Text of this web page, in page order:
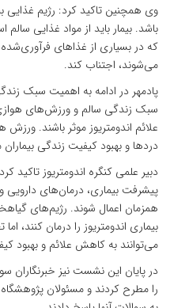
وی همچنین تاکید کرد: رژیم غذایی
باشد. بیمار باید از مواد غذایی
که در بسیاری از غذاهای
می‌شوند، اجتناب کند.
پادمهر در ادامه به اهمیت سبک
سبک زندگی سالم و ورزش‌های هوازی
علائم اندومتریوز موثر باشند.
دردها و بهبود کیفیت زندگی بیماران
دبیر علمی کنگره اندومتریوز تاکید
پیشرفت بیماری، درمان‌های دارویی
همزمان اعمال شوند. رژیم‌های
بیماری اندومتریوز را درمان کنند،
می‌توانند به کاهش علائم و بهبود
در پایان این نشست نیز خبرنگاران
را مطرح کردند و مسئولان پژوهشگاه